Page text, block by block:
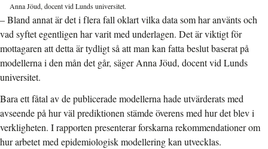
Anna Jöud, docent vid Lunds universitet.
– Bland annat är det i flera fall oklart vilka data som har använts och
vad syftet egentligen har varit med underlagen. Det är viktigt för
mottagaren att detta är tydligt så att man kan fatta beslut baserat på
modellerna i den mån det går, säger Anna Jöud, docent vid Lunds
universitet.
Bara ett fåtal av de publicerade modellerna hade utvärderats med
avseende på hur väl prediktionen stämde överens med hur det blev i
verkligheten. I rapporten presenterar forskarna rekommendationer om
hur arbetet med epidemiologisk modellering kan utvecklas.